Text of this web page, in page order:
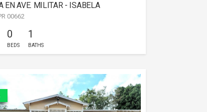
EN AVE. MILITAR - ISABELA
00662
0
BEDS
1
BATHS